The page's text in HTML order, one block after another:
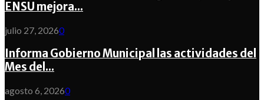
ENSU mejora...
julio 27, 20260
Informa Gobierno Municipal las actividades del
Mes del...
agosto 6, 20260